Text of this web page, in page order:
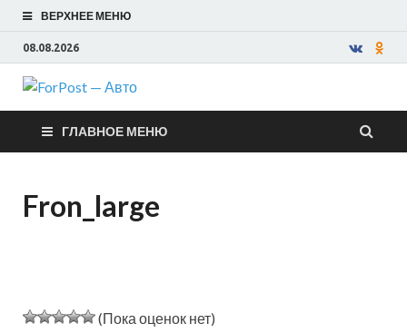
ВЕРХНЕЕ МЕНЮ
08.08.2026
ForPost —
Авто
ГЛАВНОЕ МЕНЮ
Fron_large
(Пока оценок нет)